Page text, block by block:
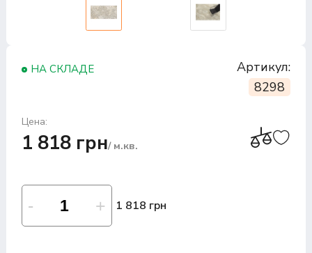
НА СКЛАДЕ
Артикул:
8298
Цена:
1 818 грн/ м.кв.
1 818 грн